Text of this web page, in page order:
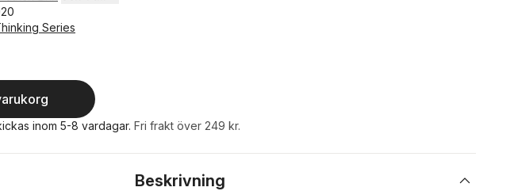
Series
inom 5-8 vardagar. Fri frakt över 249 kr.
Beskrivning